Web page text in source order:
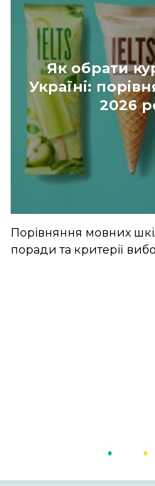
Як обрати
Україні:
2026
Порівняння мовних
поради та критерії